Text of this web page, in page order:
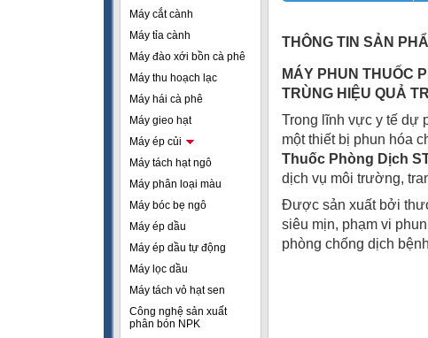
Máy cắt cành
Máy tỉa cành
Máy đào xới bồn cà phê
Máy thu hoạch lạc
Máy hái cà phê
Máy gieo hạt
Máy ép củi
Máy tách hạt ngô
Máy phân loại màu
Máy bóc bẹ ngô
Máy ép dầu
Máy ép dầu tự động
Máy lọc dầu
Máy tách vỏ hạt sen
Công nghệ sản xuất
phân bón NPK
THÔNG TIN SẢN
MÁY PHUN THUỐC
TRÙNG HIỆU QUẢ
Trong lĩnh vực y tế dự
một thiết bị phun hóa
Thuốc Phòng Dịch
dịch vụ môi trường,
Được sản xuất bởi
siêu mịn, phạm vi
phòng chống dịch